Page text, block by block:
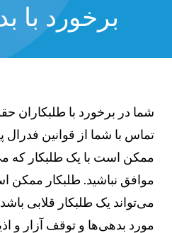
برخورد با
شما در برخورد با طلبکاران حقوقی
تماس با شما از قوانین فدرال
ممکن است با یک طلبکار که
موافق نباشید. طلبکار ممکن است
می‌تواند یک طلبکار قلابی باشد.
مورد بدهی‌ها و توقف آزار و